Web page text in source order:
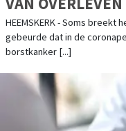
HEEMSKERK - Soms breekt
gebeurde dat in de
borstkanker [...]